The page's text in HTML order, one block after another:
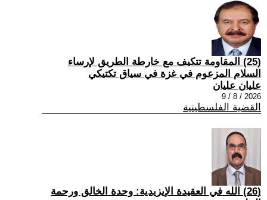
(25) المقاومة تتكيف مع خارطة الطريق لإرساء
السلام المزعوم في غزة في سياق تكتيكي
عليان عليان
2026 / 8 / 9
القضية الفلسطينية
(26) الله في العقيدة الإيزيدية: وحدة الخالق ورحمة